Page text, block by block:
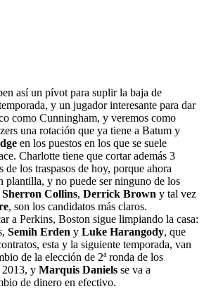
así un pívot para suplir la baja de
y un jugador interesante para dar
como Cunningham, y veremos como
una rotación que ya tiene a Batum y
en los puestos en los que se suele
Charlotte tiene que cortar además 3
de los traspasos de hoy, porque ahora
plantilla, y no puede ser ninguno de los
Sherron Collins, Derrick Brown y tal vez
, son los candidatos más claros.
a Perkins, Boston sigue limpiando la casa:
Semih Erden y Luke Harangody, que
esta y la siguiente temporada, van
de la elección de 2ª ronda de los
y Marquis Daniels se va a
de dinero en efectivo.